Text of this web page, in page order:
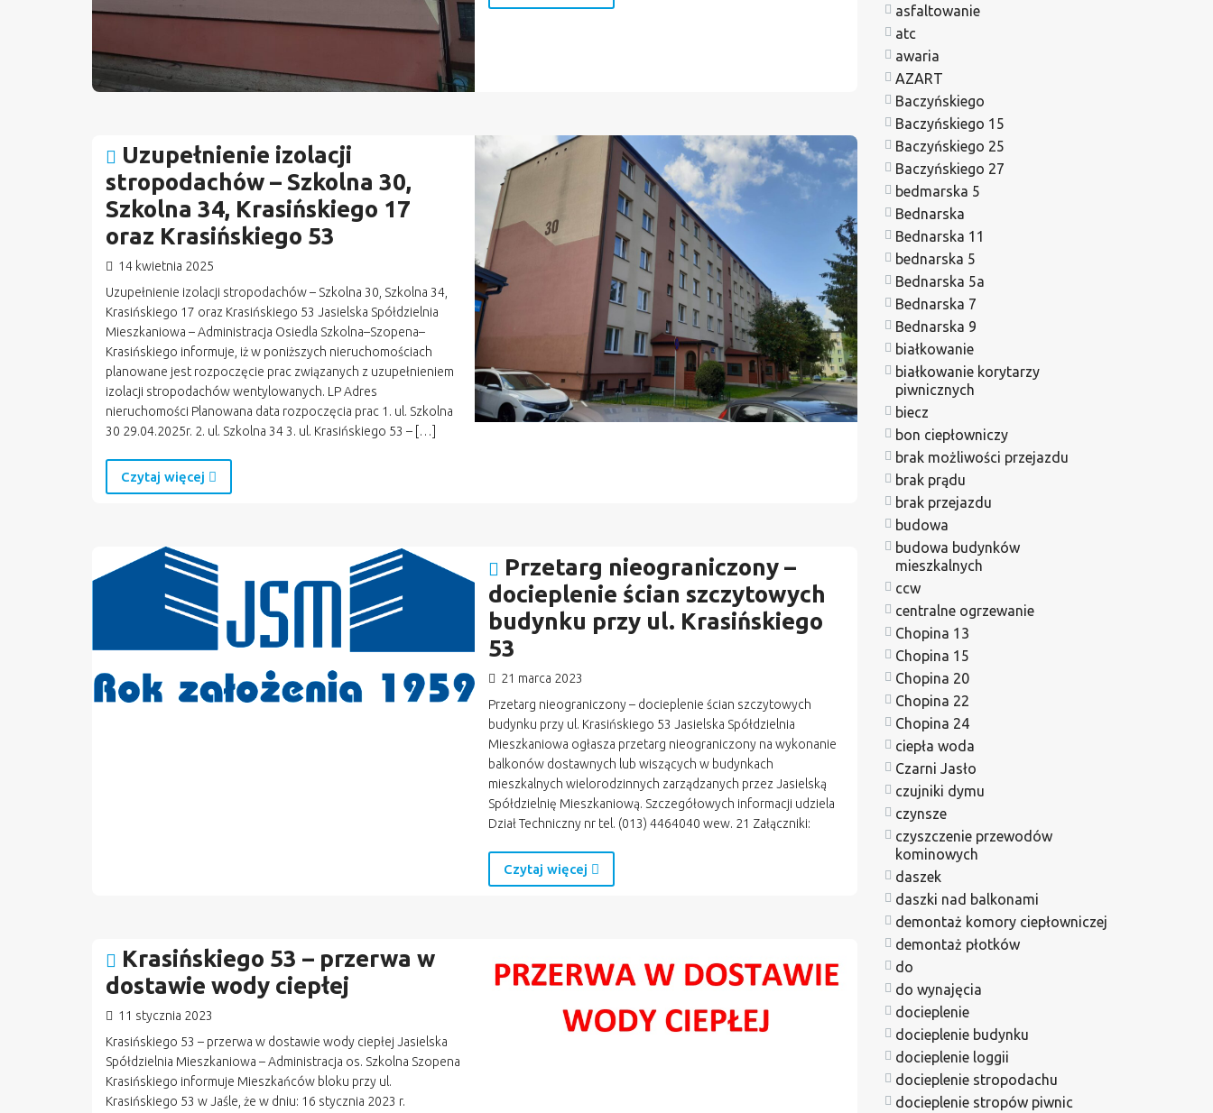
Uzupełnienie izolacji
stropodachów – Szkolna 30,
Szkolna 34, Krasińskiego 17
oraz Krasińskiego 53
14 kwietnia 2025
Uzupełnienie izolacji stropodachów – Szkolna 30, Szkolna 34,
Krasińskiego 17 oraz Krasińskiego 53 Jasielska Spółdzielnia
Mieszkaniowa – Administracja Osiedla Szkolna–Szopena–
Krasińskiego informuje, iż w poniższych nieruchomościach
planowane jest rozpoczęcie prac związanych z uzupełnieniem
izolacji stropodachów wentylowanych. LP Adres
nieruchomości Planowana data rozpoczęcia prac 1. ul. Szkolna
30 29.04.2025r. 2. ul. Szkolna 34 3. ul. Krasińskiego 53 – […]
Czytaj więcej
Przetarg nieograniczony –
docieplenie ścian szczytowych
budynku przy ul. Krasińskiego
53
21 marca 2023
Przetarg nieograniczony – docieplenie ścian szczytowych
budynku przy ul. Krasińskiego 53 Jasielska Spółdzielnia
Mieszkaniowa ogłasza przetarg nieograniczony na wykonanie
balkonów dostawnych lub wiszących w budynkach
mieszkalnych wielorodzinnych zarządzanych przez Jasielską
Spółdzielnię Mieszkaniową. Szczegółowych informacji udziela
Dział Techniczny nr tel. (013) 4464040 wew. 21 Załączniki:
Czytaj więcej
Krasińskiego 53 – przerwa w
dostawie wody ciepłej
11 stycznia 2023
Krasińskiego 53 – przerwa w dostawie wody ciepłej Jasielska
Spółdzielnia Mieszkaniowa – Administracja os. Szkolna Szopena
Krasińskiego informuje Mieszkańców bloku przy ul.
Krasińskiego 53 w Jaśle, że w dniu: 16 stycznia 2023 r.
asfaltowanie
atc
awaria
AZART
Baczyńskiego
Baczyńskiego 15
Baczyńskiego 25
Baczyńskiego 27
bedmarska 5
Bednarska
Bednarska 11
bednarska 5
Bednarska 5a
Bednarska 7
Bednarska 9
białkowanie
białkowanie korytarzy
piwnicznych
biecz
bon ciepłowniczy
brak możliwości przejazdu
brak prądu
brak przejazdu
budowa
budowa budynków
mieszkalnych
ccw
centralne ogrzewanie
Chopina 13
Chopina 15
Chopina 20
Chopina 22
Chopina 24
ciepła woda
Czarni Jasło
czujniki dymu
czynsze
czyszczenie przewodów
kominowych
daszek
daszki nad balkonami
demontaż komory ciepłowniczej
demontaż płotków
do
do wynajęcia
docieplenie
docieplenie budynku
docieplenie loggii
docieplenie stropodachu
docieplenie stropów piwnic